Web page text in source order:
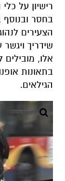
רישיון על
בחסר
הצעירים
שידריך
אלו,
בתאונות
הגילאים.